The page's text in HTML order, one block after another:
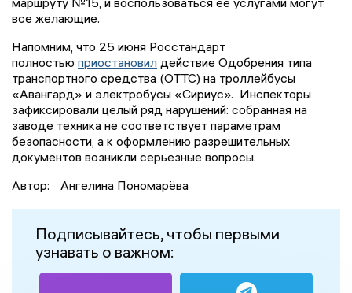
все желающие.
Напомним, что 25 июня Росстандарт
полностью приостановил действие Одобрения типа
транспортного средства (ОТТС) на троллейбусы
«Авангард» и электробусы «Сириус». Инспекторы
зафиксировали целый ряд нарушений: собранная на
заводе техника не соответствует параметрам
безопасности, а к оформлению разрешительных
документов возникли серьезные вопросы.
Автор:
Ангелина Пономарёва
Подписывайтесь, чтобы первыми
узнавать о важном: